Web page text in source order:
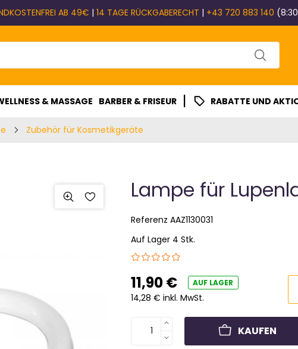
AB 49€ | 14 TAGE RÜCKGABERECHT | +43 720 883 140
& MASSAGE BARBER & FRISEUR | RABATTE UND
Zubehör für Kosmetikgeräte
Lampe für
Referenz AAZ1130031
Auf Lager 4 Stk.
11,90 € AUF LAGER
14,28 € inkl. MwSt.
KAUFEN